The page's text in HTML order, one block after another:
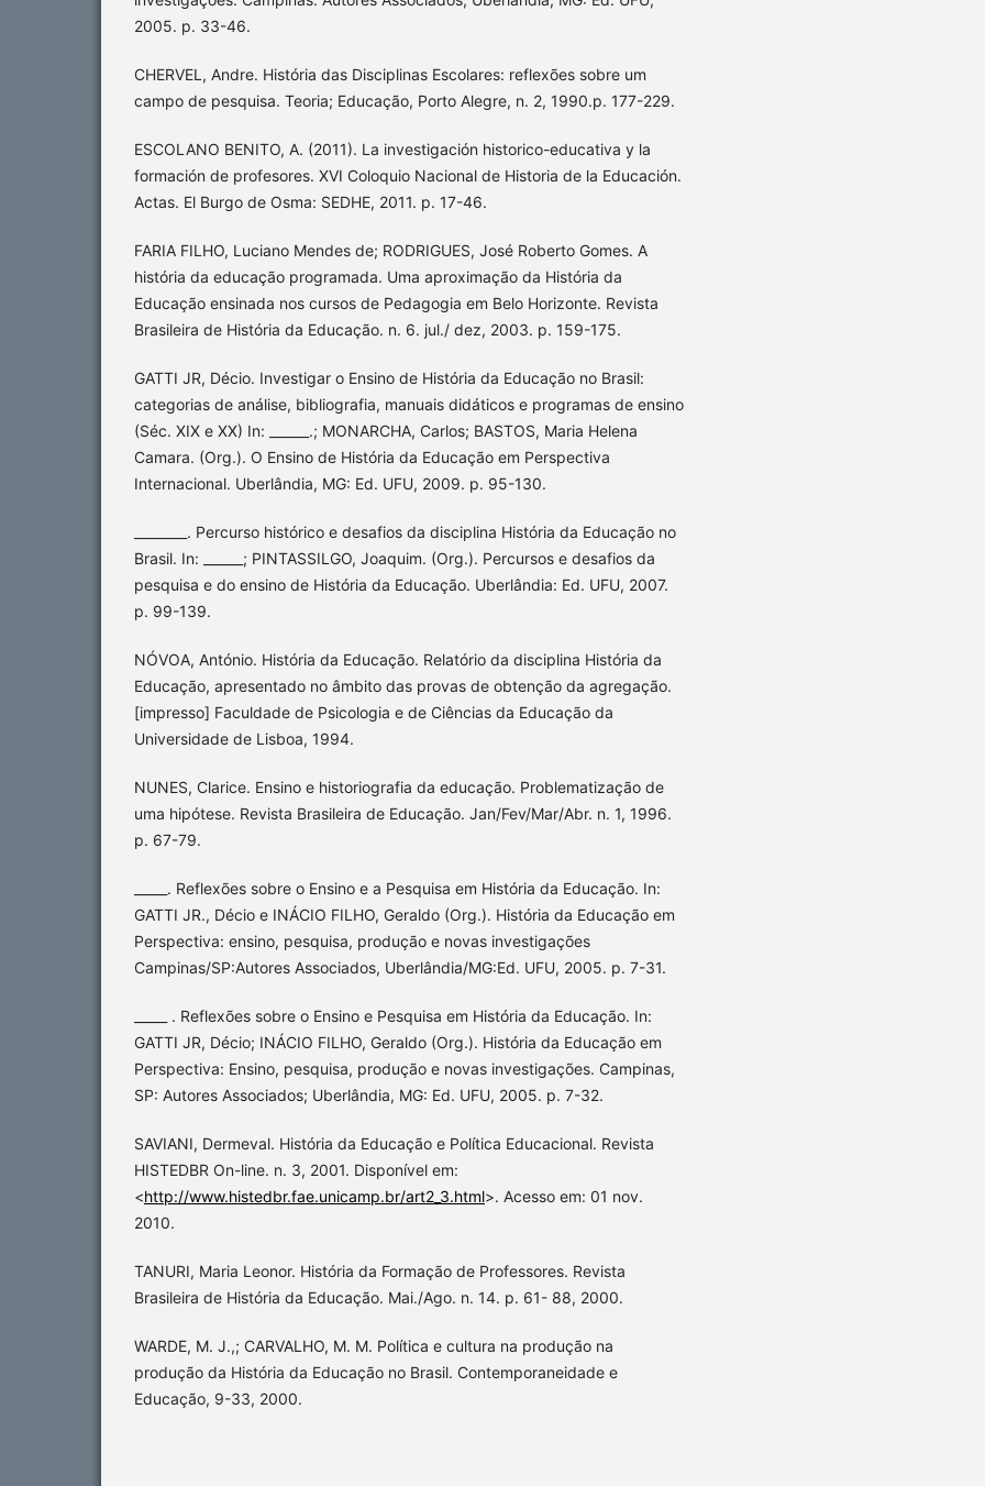
2005. p. 33-46.
CHERVEL, Andre. História das Disciplinas Escolares: reflexões sobre um
campo de pesquisa. Teoria; Educação, Porto Alegre, n. 2, 1990.p. 177-229.
ESCOLANO BENITO, A. (2011). La investigación historico-educativa y la
formación de profesores. XVI Coloquio Nacional de Historia de la Educación.
Actas. El Burgo de Osma: SEDHE, 2011. p. 17-46.
FARIA FILHO, Luciano Mendes de; RODRIGUES, José Roberto Gomes. A
história da educação programada. Uma aproximação da História da
Educação ensinada nos cursos de Pedagogia em Belo Horizonte. Revista
Brasileira de História da Educação. n. 6. jul./ dez, 2003. p. 159-175.
GATTI JR, Décio. Investigar o Ensino de História da Educação no Brasil:
categorias de análise, bibliografia, manuais didáticos e programas de ensino
(Séc. XIX e XX) In: ______.; MONARCHA, Carlos; BASTOS, Maria Helena
Camara. (Org.). O Ensino de História da Educação em Perspectiva
Internacional. Uberlândia, MG: Ed. UFU, 2009. p. 95-130.
________. Percurso histórico e desafios da disciplina História da Educação no
Brasil. In: ______; PINTASSILGO, Joaquim. (Org.). Percursos e desafios da
pesquisa e do ensino de História da Educação. Uberlândia: Ed. UFU, 2007.
p. 99-139.
NÓVOA, António. História da Educação. Relatório da disciplina História da
Educação, apresentado no âmbito das provas de obtenção da agregação.
[impresso] Faculdade de Psicologia e de Ciências da Educação da
Universidade de Lisboa, 1994.
NUNES, Clarice. Ensino e historiografia da educação. Problematização de
uma hipótese. Revista Brasileira de Educação. Jan/Fev/Mar/Abr. n. 1, 1996.
p. 67-79.
_____. Reflexões sobre o Ensino e a Pesquisa em História da Educação. In:
GATTI JR., Décio e INÁCIO FILHO, Geraldo (Org.). História da Educação em
Perspectiva: ensino, pesquisa, produção e novas investigações
Campinas/SP:Autores Associados, Uberlândia/MG:Ed. UFU, 2005. p. 7-31.
_____ . Reflexões sobre o Ensino e Pesquisa em História da Educação. In:
GATTI JR, Décio; INÁCIO FILHO, Geraldo (Org.). História da Educação em
Perspectiva: Ensino, pesquisa, produção e novas investigações. Campinas,
SP: Autores Associados; Uberlândia, MG: Ed. UFU, 2005. p. 7-32.
SAVIANI, Dermeval. História da Educação e Política Educacional. Revista
HISTEDBR On-line. n. 3, 2001. Disponível em:
<http://www.histedbr.fae.unicamp.br/art2_3.html>. Acesso em: 01 nov.
2010.
TANURI, Maria Leonor. História da Formação de Professores. Revista
Brasileira de História da Educação. Mai./Ago. n. 14. p. 61- 88, 2000.
WARDE, M. J.,; CARVALHO, M. M. Política e cultura na produção na
produção da História da Educação no Brasil. Contemporaneidade e
Educação, 9-33, 2000.